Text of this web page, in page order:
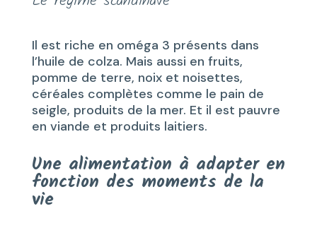
Il est riche en oméga 3 présents dans
l’huile de colza. Mais aussi en fruits,
pomme de terre, noix et noisettes,
céréales complètes comme le pain de
seigle, produits de la mer. Et il est pauvre
en viande et produits laitiers.
Une alimentation à adapter en
fonction des moments de la
vie